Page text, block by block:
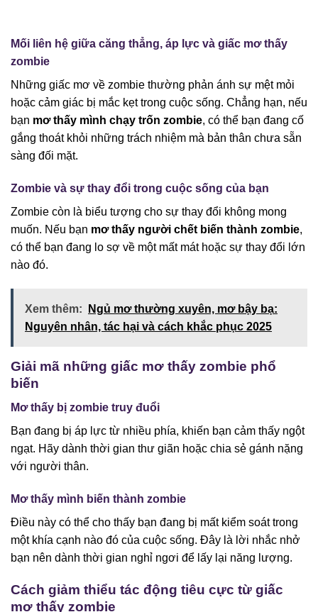
Mối liên hệ giữa căng thẳng, áp lực và giấc mơ thấy
zombie
Những giấc mơ về zombie thường phản ánh sự mệt mỏi
hoặc cảm giác bị mắc kẹt trong cuộc sống. Chẳng hạn, nếu
bạn mơ thấy mình chạy trốn zombie, có thể bạn đang cố
gắng thoát khỏi những trách nhiệm mà bản thân chưa sẵn
sàng đối mặt.
Zombie và sự thay đổi trong cuộc sống của bạn
Zombie còn là biểu tượng cho sự thay đổi không mong
muốn. Nếu bạn mơ thấy người chết biến thành zombie,
có thể bạn đang lo sợ về một mất mát hoặc sự thay đổi lớn
nào đó.
Xem thêm:
Ngủ mơ thường xuyên, mơ bậy bạ:
Nguyên nhân, tác hại và cách khắc phục 2025
Giải mã những giấc mơ thấy zombie phổ
biến
Mơ thấy bị zombie truy đuổi
Bạn đang bị áp lực từ nhiều phía, khiến bạn cảm thấy ngột
ngạt. Hãy dành thời gian thư giãn hoặc chia sẻ gánh nặng
với người thân.
Mơ thấy mình biến thành zombie
Điều này có thể cho thấy bạn đang bị mất kiểm soát trong
một khía cạnh nào đó của cuộc sống. Đây là lời nhắc nhở
bạn nên dành thời gian nghỉ ngơi để lấy lại năng lượng.
Cách giảm thiểu tác động tiêu cực từ giấc
mơ thấy zombie